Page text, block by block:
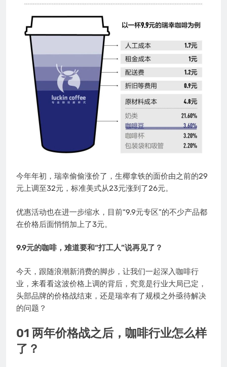
今年年初，瑞幸偷偷涨价了，生椰拿铁的面价由之前的29
元上调至32元，标准美式从23元涨到了26元。
优惠活动也在进一步缩水，目前“9.9元专区”的不少产品都
在价格后面悄悄加上了3元。
9.9元的咖啡，难道要和“打工人”说再见了？
今天，跟随浪潮新消费的脚步，让我们一起深入咖啡行
业，来看看这波价格上调的背后，究竟是行业大局已定，
头部品牌的价格战结束，还是瑞幸有了规模之外亟待解决
的问题？
01 两年价格战之后，咖啡行业怎么样
了？